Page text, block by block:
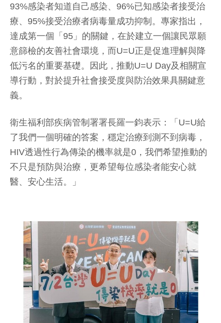
93%感染者知道自己感染、96%已知感染者接受治
療、95%接受治療者病毒量成功抑制。專家指出，
達成第一個「95」的關鍵，在於建立一個讓民眾願
意篩檢的友善社會環境，而U=U正是促進理解與降
低污名的重要基礎。因此，推動U=U Day及相關宣
導行動，對於提升社會接受度與防治效果具關鍵意
義。
衛生福利部疾病管制署署長羅一鈞表示：「U=U給
了我們一個明確的答案，穩定治療到測不到病毒，
HIV透過性行為傳染的機率就是0，我們希望推動的
不只是預防與治療，更希望每位感染者能安心就
醫、安心生活。」